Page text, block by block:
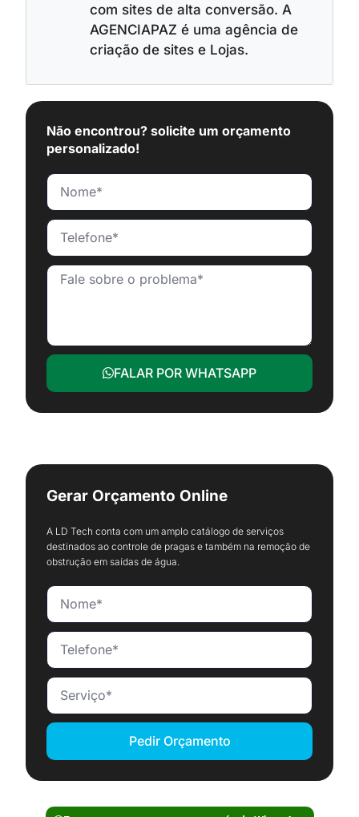
com sites de alta conversão. A
AGENCIAPAZ é uma agência de
criação de sites e Lojas.
Não encontrou? solicite um orçamento
personalizado!
FALAR POR WHATSAPP
Gerar Orçamento Online
A LD Tech conta com um amplo catálogo de serviços
destinados ao controle de pragas e também na remoção de
obstrução em saídas de água.
Pedir Orçamento